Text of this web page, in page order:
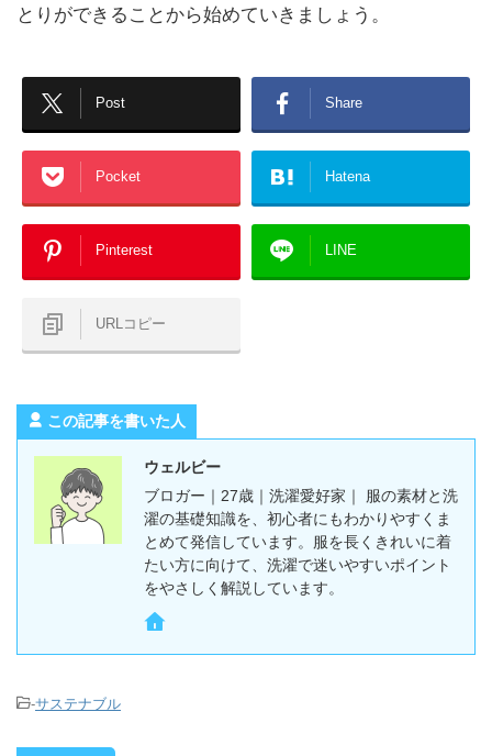
とりができることから始めていきましょう。
Post Share
Pocket Hatena
Pinterest LINE
URLコピー
この記事を書いた人
ウェルビー
ブロガー｜27歳｜洗濯愛好家｜ 服の素材と洗
濯の基礎知識を、初心者にもわかりやすくま
とめて発信しています。服を長くきれいに着
たい方に向けて、洗濯で迷いやすいポイント
をやさしく解説しています。
-サステナブル